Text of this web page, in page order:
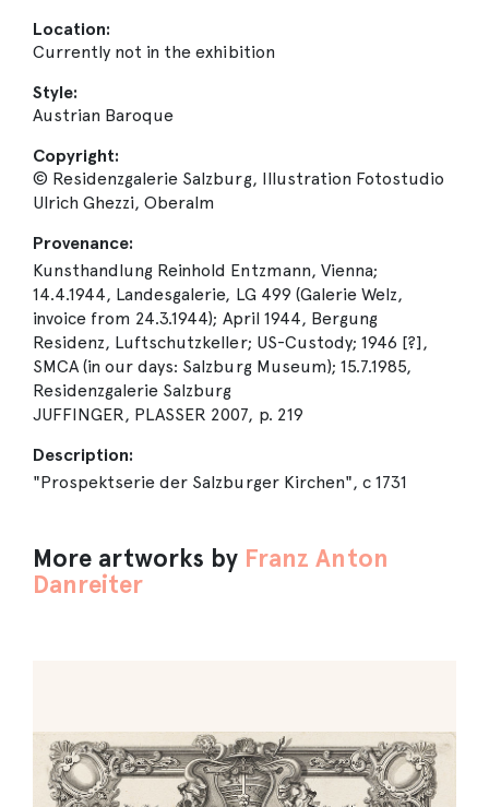
Location:
Currently not in the exhibition
Style:
Austrian Baroque
Copyright:
© Residenzgalerie Salzburg, Illustration Fotostudio
Ulrich Ghezzi, Oberalm
Provenance:
Kunsthandlung Reinhold Entzmann, Vienna;
14.4.1944, Landesgalerie, LG 499 (Galerie Welz,
invoice from 24.3.1944); April 1944, Bergung
Residenz, Luftschutzkeller; US-Custody; 1946 [?],
SMCA (in our days: Salzburg Museum); 15.7.1985,
Residenzgalerie Salzburg
JUFFINGER, PLASSER 2007, p. 219
Description:
"Prospektserie der Salzburger Kirchen", c 1731
More artworks by Franz Anton
Danreiter